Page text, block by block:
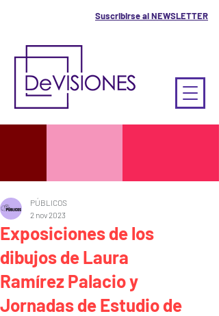
Suscribirse al NEWSLETTER
Exposiciones de los
dibujos de Laura
Ramírez Palacio y
Jornadas de Estudio de
PÚBLICOS
2 nov 2023